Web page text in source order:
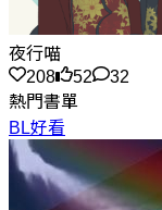
夜行喵
208
52
32
熱門書單
BL好看